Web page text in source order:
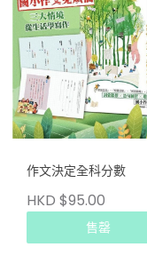
作文決定全科分數
HKD $95.00
售罄